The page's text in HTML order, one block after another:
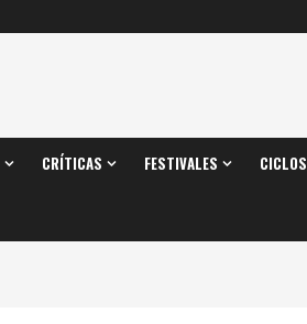
CRÍTICAS FESTIVALES CICLOS